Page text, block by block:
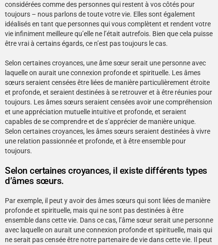
considérées comme des personnes qui restent à vos côtés pour
toujours – nous parlons de toute votre vie. Elles sont également
idéalisés en tant que personnes qui vous complètent et rendent votre
vie infiniment meilleure qu’elle ne l’était autrefois. Bien que cela puisse
être vrai à certains égards, ce n’est pas toujours le cas.
Selon certaines croyances, une âme sœur serait une personne avec
laquelle on aurait une connexion profonde et spirituelle. Les âmes
sœurs seraient censées être liées de manière particulièrement étroite
et profonde, et seraient destinées à se retrouver et à être réunies pour
toujours. Les âmes sœurs seraient censées avoir une compréhension
et une appréciation mutuelle intuitive et profonde, et seraient
capables de se comprendre et de s’apprécier de manière unique.
Selon certaines croyances, les âmes sœurs seraient destinées à vivre
une relation passionnée et profonde, et à être ensemble pour
toujours.
Selon certaines croyances, il existe différents types
d’âmes sœurs.
Par exemple, il peut y avoir des âmes sœurs qui sont liées de manière
profonde et spirituelle, mais qui ne sont pas destinées à être
ensemble dans cette vie. Dans ce cas, l’âme sœur serait une personne
avec laquelle on aurait une connexion profonde et spirituelle, mais qui
ne serait pas censée être notre partenaire de vie dans cette vie. Il peut